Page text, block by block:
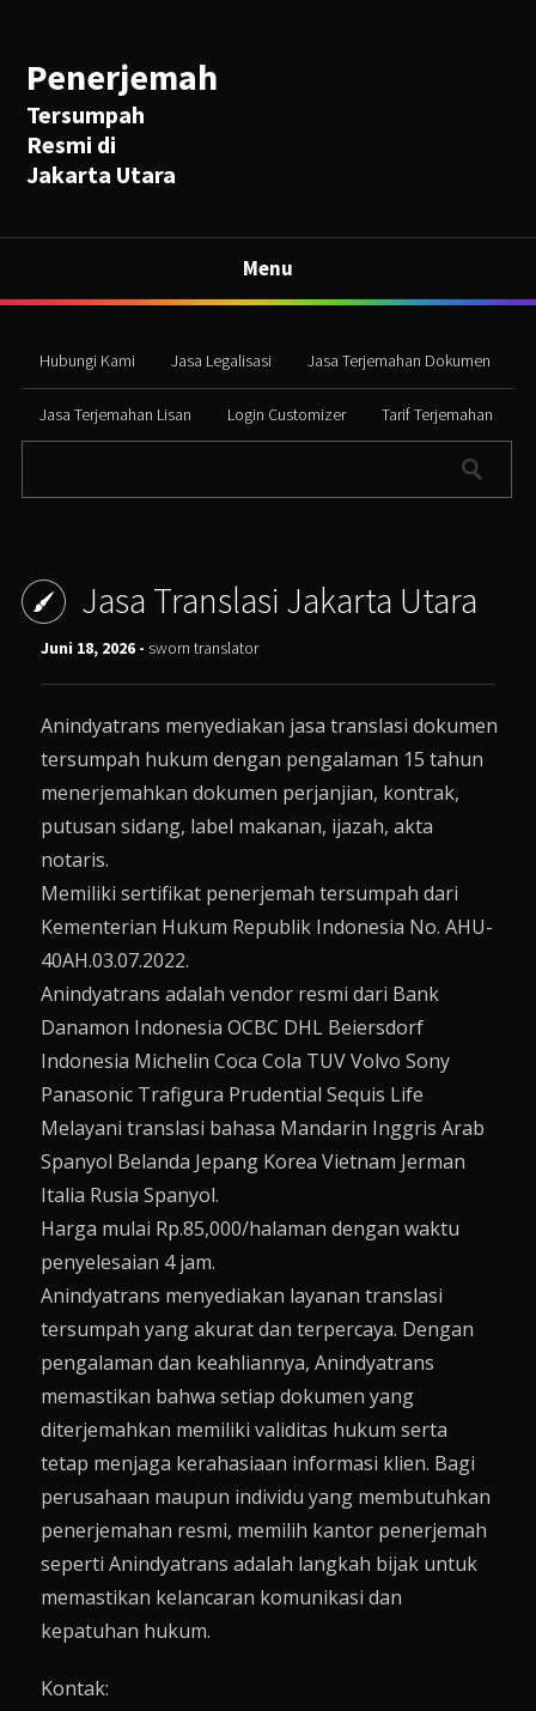
Penerjemah
Tersumpah
Resmi di
Jakarta Utara
Menu
Hubungi Kami Jasa Legalisasi Jasa Terjemahan Dokumen
Jasa Terjemahan Lisan Login Customizer Tarif Terjemahan
Jasa Translasi Jakarta Utara
Juni 18, 2026 - sworn translator
Anindyatrans menyediakan jasa translasi dokumen
tersumpah hukum dengan pengalaman 15 tahun
menerjemahkan dokumen perjanjian, kontrak,
putusan sidang, label makanan, ijazah, akta
notaris.
Memiliki sertifikat penerjemah tersumpah dari
Kementerian Hukum Republik Indonesia No. AHU-
40AH.03.07.2022.
Anindyatrans adalah vendor resmi dari Bank
Danamon Indonesia OCBC DHL Beiersdorf
Indonesia Michelin Coca Cola TUV Volvo Sony
Panasonic Trafigura Prudential Sequis Life
Melayani translasi bahasa Mandarin Inggris Arab
Spanyol Belanda Jepang Korea Vietnam Jerman
Italia Rusia Spanyol.
Harga mulai Rp.85,000/halaman dengan waktu
penyelesaian 4 jam.
Anindyatrans menyediakan layanan translasi
tersumpah yang akurat dan terpercaya. Dengan
pengalaman dan keahliannya, Anindyatrans
memastikan bahwa setiap dokumen yang
diterjemahkan memiliki validitas hukum serta
tetap menjaga kerahasiaan informasi klien. Bagi
perusahaan maupun individu yang membutuhkan
penerjemahan resmi, memilih kantor penerjemah
seperti Anindyatrans adalah langkah bijak untuk
memastikan kelancaran komunikasi dan
kepatuhan hukum.
Kontak: